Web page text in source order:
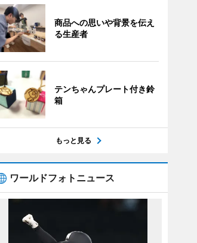
商品への思いや背景を伝え
る生産者
テンちゃんプレート付き鈴
箱
もっと見る
ワールドフォトニュース